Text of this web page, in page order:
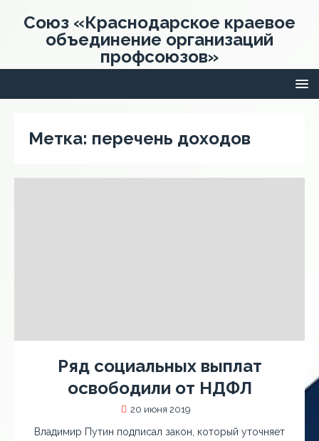
Союз «Краснодарское краевое
объединение организаций
профсоюзов»
Метка: перечень доходов
Ряд социальных выплат
освободили от НДФЛ
20 июня 2019
Владимир Путин подписал закон, который уточняет